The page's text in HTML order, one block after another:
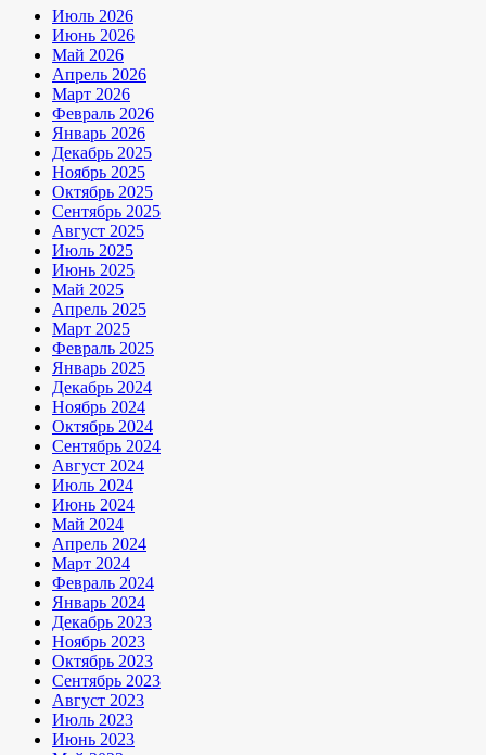
Июль 2026
Июнь 2026
Май 2026
Апрель 2026
Март 2026
Февраль 2026
Январь 2026
Декабрь 2025
Ноябрь 2025
Октябрь 2025
Сентябрь 2025
Август 2025
Июль 2025
Июнь 2025
Май 2025
Апрель 2025
Март 2025
Февраль 2025
Январь 2025
Декабрь 2024
Ноябрь 2024
Октябрь 2024
Сентябрь 2024
Август 2024
Июль 2024
Июнь 2024
Май 2024
Апрель 2024
Март 2024
Февраль 2024
Январь 2024
Декабрь 2023
Ноябрь 2023
Октябрь 2023
Сентябрь 2023
Август 2023
Июль 2023
Июнь 2023